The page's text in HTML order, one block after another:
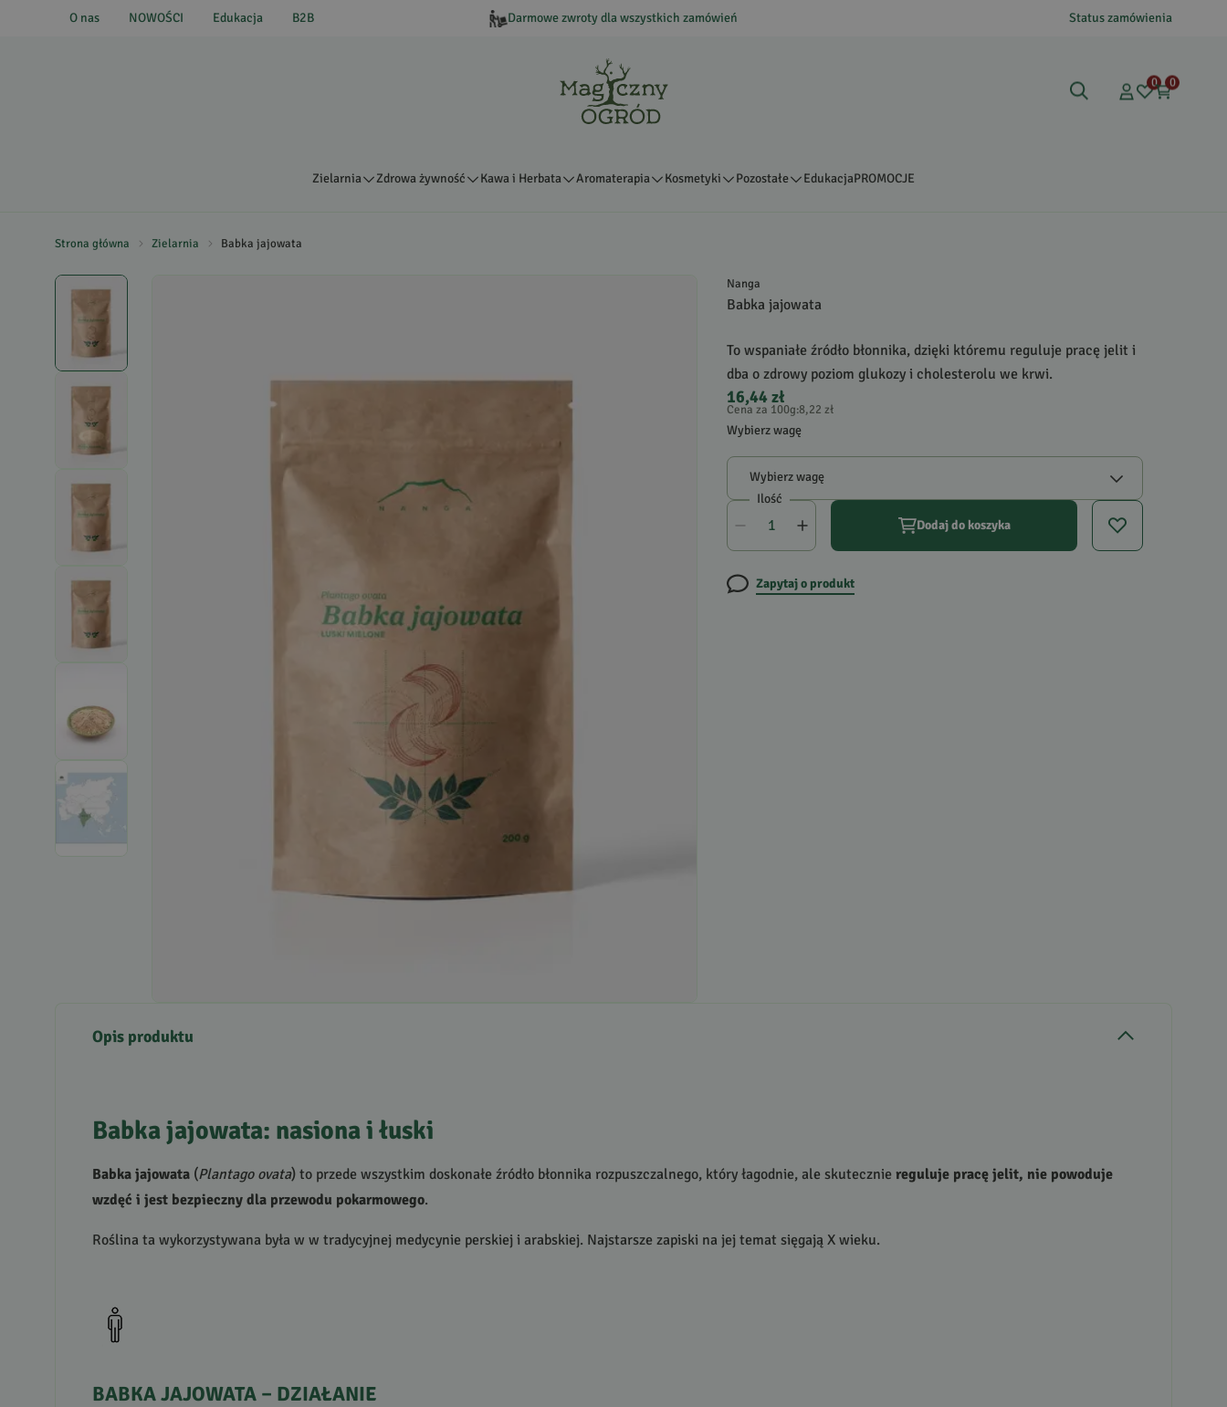
O nas NOWOŚCI Edukacja B2B Darmowe zwroty dla wszystkich zamówień Status zamówienia
0 0
Zielarnia Zdrowa żywność Kawa i Herbata Aromaterapia Kosmetyki Pozostałe EdukacjaPROMOCJE
Strona główna Zielarnia Babka jajowata
Nanga
Babka jajowata
To wspaniałe źródło błonnika, dzięki któremu reguluje pracę jelit i
dba o zdrowy poziom glukozy i cholesterolu we krwi.
16,44 zł
Cena za 100g:8,22 zł
Wybierz wagę
Wybierz wagę
Ilość
Dodaj do koszyka
Zapytaj o produkt
Opis produktu
Babka jajowata: nasiona i łuski
Babka jajowata (Plantago ovata) to przede wszystkim doskonałe źródło błonnika rozpuszczalnego, który łagodnie, ale skutecznie reguluje pracę jelit, nie powoduje
wzdęć i jest bezpieczny dla przewodu pokarmowego.
Roślina ta wykorzystywana była w w tradycyjnej medycynie perskiej i arabskiej. Najstarsze zapiski na jej temat sięgają X wieku.
BABKAJAJOWATA – DZIAŁANIE